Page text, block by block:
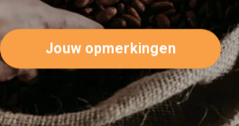
Jouw opmerkingen